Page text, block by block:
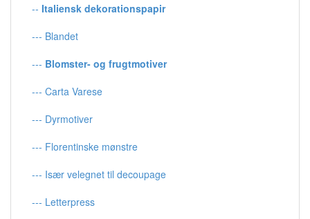
-- Italiensk dekorationspapir
--- Blandet
--- Blomster- og frugtmotiver
--- Carta Varese
--- Dyrmotiver
--- Florentinske mønstre
--- Især velegnet til decoupage
--- Letterpress